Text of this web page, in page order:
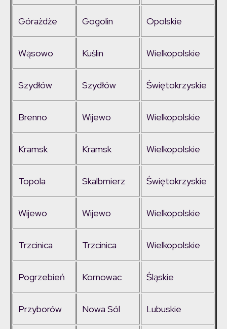
Górażdże Gogolin Opolskie
Wąsowo Kuślin Wielkopolskie
Szydłów Szydłów Świętokrzyskie
Brenno Wijewo Wielkopolskie
Kramsk Kramsk Wielkopolskie
Topola Skalbmierz Świętokrzyskie
Wijewo Wijewo Wielkopolskie
Trzcinica Trzcinica Wielkopolskie
Pogrzebień Kornowac Śląskie
Przyborów Nowa Sól Lubuskie